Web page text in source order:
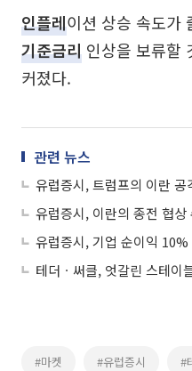
인플레이션 상승 속도가
기준금리 인상을 보류할
커졌다.
관련 뉴스
테더ㆍ써클, 엇갈린 스테이
#마켓 #유럽증시 #